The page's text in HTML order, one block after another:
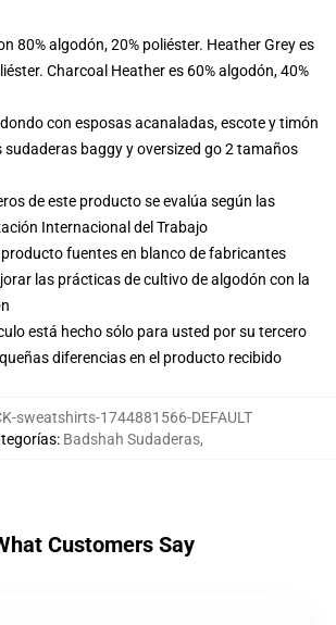
80% algodón, 20% poliéster. Heather Grey es
Charcoal Heather es 60% algodón, 40%
con esposas acanaladas, escote y timón
sudaderas baggy y oversized go 2 tamaños
de este producto se evalúa según las
Internacional del Trabajo
fuentes en blanco de fabricantes
las prácticas de cultivo de algodón con la
está hecho sólo para usted por su tercero
diferencias en el producto recibido
sweatshirts-1744881566-DEFAULT
: Badshah Sudaderas,
Customers Say